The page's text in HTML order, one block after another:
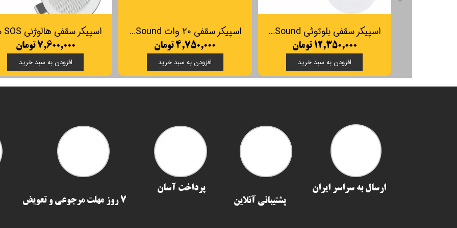
۷,۶۰۰,۰۰۰ تومان
افزودن به سبد خرید
اسپیکر سقفی 20 وات FG Sound مدل FG585
۴,۷۵۰,۰۰۰ تومان
افزودن به سبد خرید
اسپیکر سقفی بلوتوثی FG Sound مدل FG-758BT
۱۲,۳۵۰,۰۰۰ تومان
افزودن به سبد خرید
ارسال به سراسر ایران​​​​​​​
پشتیبانی آنلاین
پرداخت آسان
7 روز مهلت مرجوعی و تعویض